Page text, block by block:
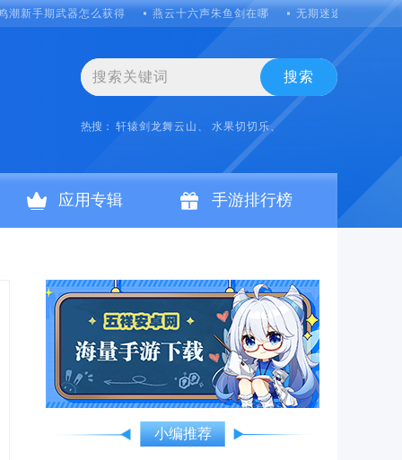
潮新手期武器怎么获得 燕云十六声朱鱼剑在哪 无期迷途值得养吗
搜索
热搜： 轩辕剑龙舞云山、 水果切切乐、
应用专辑 手游排行榜
小编推荐